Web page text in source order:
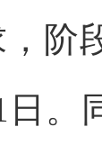
阶
日。